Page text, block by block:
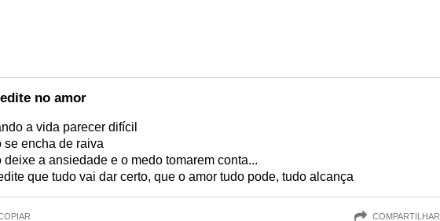
no amor
a vida parecer difícil
se encha de raiva
deixe a ansiedade e o medo tomarem conta...
que tudo vai dar certo, que o amor tudo pode, tudo alcança
COMPARTILHAR